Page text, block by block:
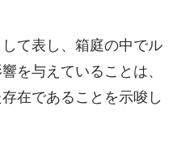
て表し、箱庭の中でル
を与えていることは、
在であることを示唆し